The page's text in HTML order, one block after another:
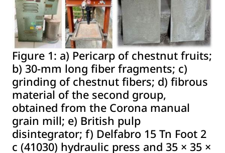
Figure 1: a) Pericarp of chestnut fruits;
b) 30-mm long fiber fragments; c)
grinding of chestnut fibers; d) fibrous
material of the second group,
obtained from the Corona manual
grain mill; e) British pulp
disintegrator; f) Delfabro 15 Tn Foot 2
c (41030) hydraulic press and 35 × 35 ×